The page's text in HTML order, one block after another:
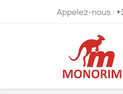
Appelez-nous :